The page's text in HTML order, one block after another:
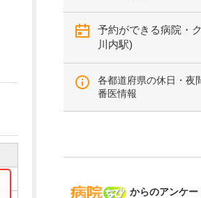
予約ができる病院・
川内駅)
各都道府県の休日・夜
番医情報
病院なび
からのアンケー